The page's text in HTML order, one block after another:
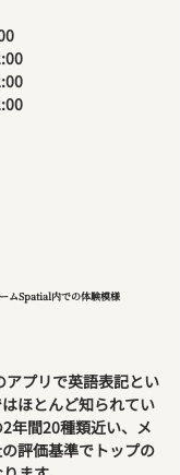
ムSpatial内での体験模様
プリで英語表記とい
ほとんど知られてい
年間20種類近い、メ
評価基準でトップの